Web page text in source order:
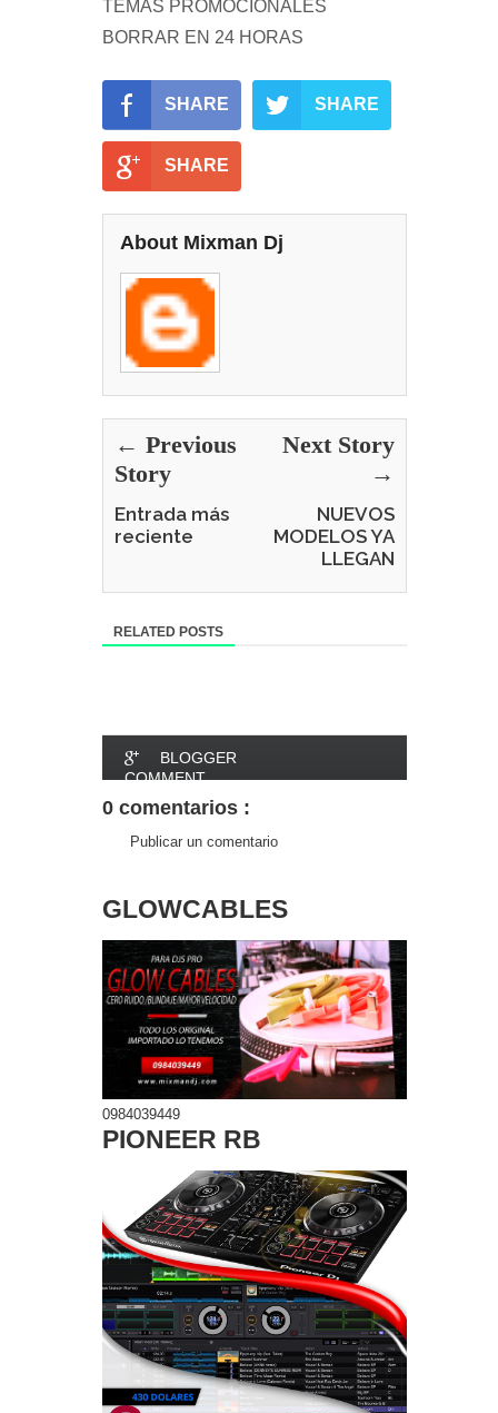
TEMAS PROMOCIONALES
BORRAR EN 24 HORAS
SHARE SHARE
SHARE
About Mixman Dj
← Previous
Story
Entrada más
reciente
Next Story
→
NUEVOS
MODELOS YA
LLEGAN
RELATED POSTS
BLOGGER
COMMENT
COMMENT
0 comentarios :
Publicar un comentario
GLOWCABLES
0984039449
PIONEER RB